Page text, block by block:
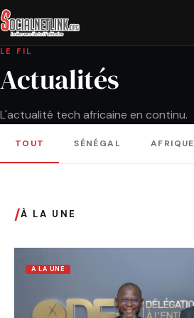
LE FIL
Actualités
L'actualité tech africaine en continu.
TOUT SÉNÉGAL AFRIQUE
/À LA UNE
A LA UNE